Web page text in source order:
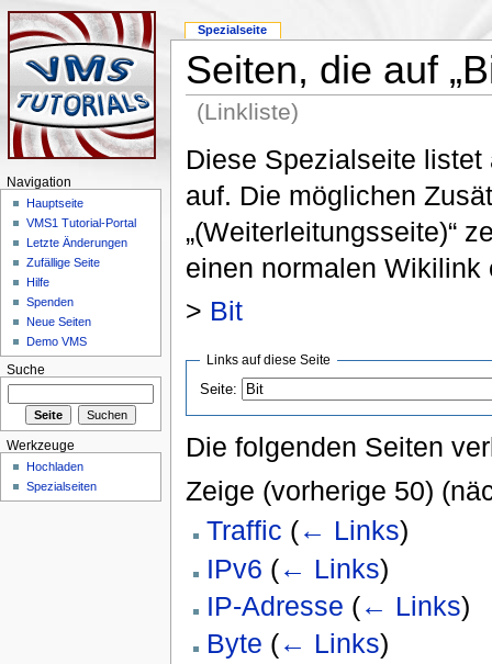
Seiten, die auf
(Linkliste)
Diese Spezialseite
auf. Die möglichen
„(Weiterleitungsseite)“
einen normalen Wikilink
> Bit
Links auf diese Seite
Seite:
Die folgenden Seiten
Zeige (vorherige 50)
Traffic (← Links)
IPv6 (← Links)
IP-Adresse (← Links)
Byte (← Links)
Spezialseite
Navigation
Hauptseite
VMS1 Tutorial-Portal
Letzte Änderungen
Zufällige Seite
Hilfe
Spenden
Neue Seiten
Demo VMS
Suche
Werkzeuge
Hochladen
Spezialseiten